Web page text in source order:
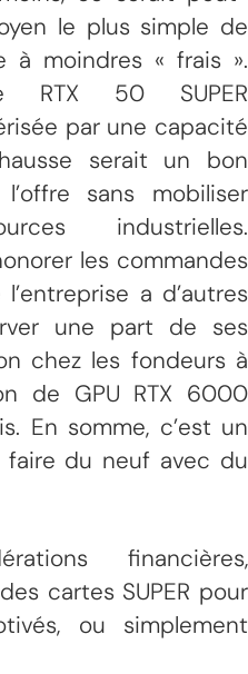
le plus simple de
à moindres « frais ».
RTX 50 SUPER
par une capacité
serait un bon
sans mobiliser
industrielles.
les commandes
a d’autres
une part de ses
chez les fondeurs à
de GPU RTX 6000
En somme, c’est un
du neuf avec du
financières,
cartes SUPER pour
ou simplement